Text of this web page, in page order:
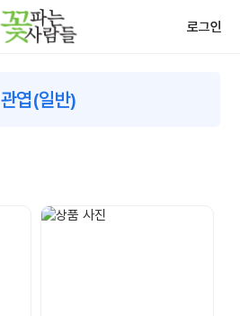
로그인
관엽(일반)